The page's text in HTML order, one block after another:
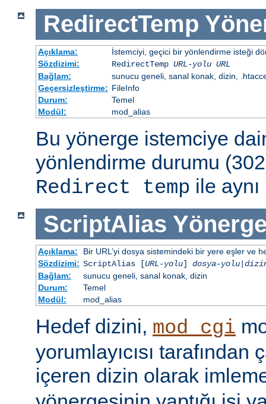
RedirectTemp
Açıklama:
İstemciyi, geçici bir yönlendirme isteği
Sözdizimi:
RedirectTemp URL-yolu URL
Bağlam:
sunucu geneli, sanal konak, dizin,
Geçersizleştirme: FileInfo
Durum:
Temel
Modül:
mod_alias
Bu yönerge istemciye
yönlendirme durumu
Redirect temp ile
ScriptAlias
Açıklama:
Bir URL’yi dosya sistemindeki bir yere eşler ve
Sözdizimi: ScriptAlias [URL-yolu] dosya-yolu|
Bağlam:
sunucu geneli, sanal konak, dizin
Durum:
Temel
Modül:
mod_alias
Hedef dizini, mod_cgi
yorumlayıcısı tarafından
içeren dizin olarak